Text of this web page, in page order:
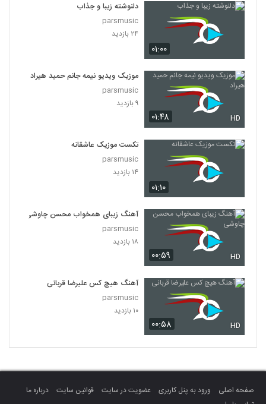
۰۱:۰۰
دلنوشته زیبا و جذاب
parsmusic
۲۴ بازدید
۰۱:۴۸ HD
موزیک ویدیو نیمه جانم حمید هیراد
parsmusic
۹ بازدید
۰۱:۱۰
تکست موزیک عاشقانه
parsmusic
۱۴ بازدید
۰۰:۵۹ HD
آهنگ زیبای همخواب محسن چاوشی
parsmusic
۱۸ بازدید
۰۰:۵۸ HD
آهنگ هیچ کس علیرضا قربانی
parsmusic
۱۰ بازدید
صفحه اصلی ورود به پنل کاربری عضویت در سایت قوانین سایت
درباره ما